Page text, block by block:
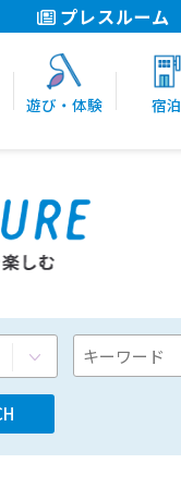
プレスルーム
遊び・体験 宿泊